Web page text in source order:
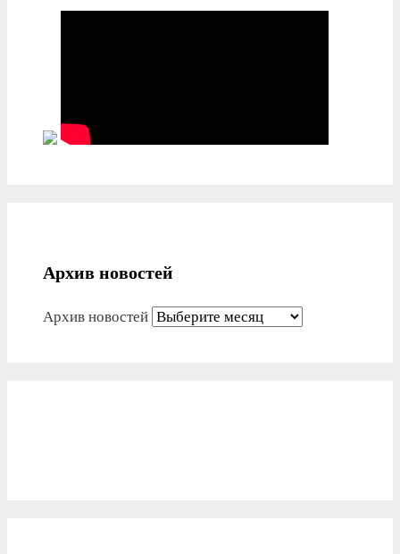
Архив новостей
Архив новостей